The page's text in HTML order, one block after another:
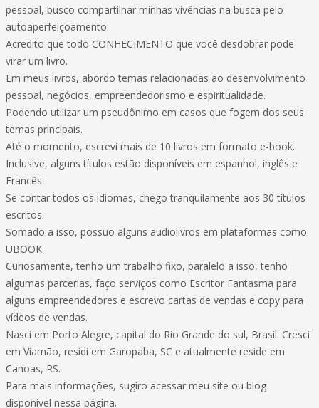
pessoal, busco compartilhar minhas vivências na busca pelo
autoaperfeiçoamento.
Acredito que todo CONHECIMENTO que você desdobrar pode
virar um livro.
Em meus livros, abordo temas relacionadas ao desenvolvimento
pessoal, negócios, empreendedorismo e espiritualidade.
Podendo utilizar um pseudônimo em casos que fogem dos seus
temas principais.
Até o momento, escrevi mais de 10 livros em formato e-book.
Inclusive, alguns títulos estão disponíveis em espanhol, inglês e
Francês.
Se contar todos os idiomas, chego tranquilamente aos 30 títulos
escritos.
Somado a isso, possuo alguns audiolivros em plataformas como
UBOOK.
Curiosamente, tenho um trabalho fixo, paralelo a isso, tenho
algumas parcerias, faço serviços como Escritor Fantasma para
alguns empreendedores e escrevo cartas de vendas e copy para
vídeos de vendas.
Nasci em Porto Alegre, capital do Rio Grande do sul, Brasil. Cresci
em Viamão, residi em Garopaba, SC e atualmente reside em
Canoas, RS.
Para mais informações, sugiro acessar meu site ou blog
disponível nessa página.